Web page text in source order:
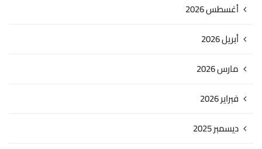
أغسطس 2026
أبريل 2026
مارس 2026
فبراير 2026
ديسمبر 2025